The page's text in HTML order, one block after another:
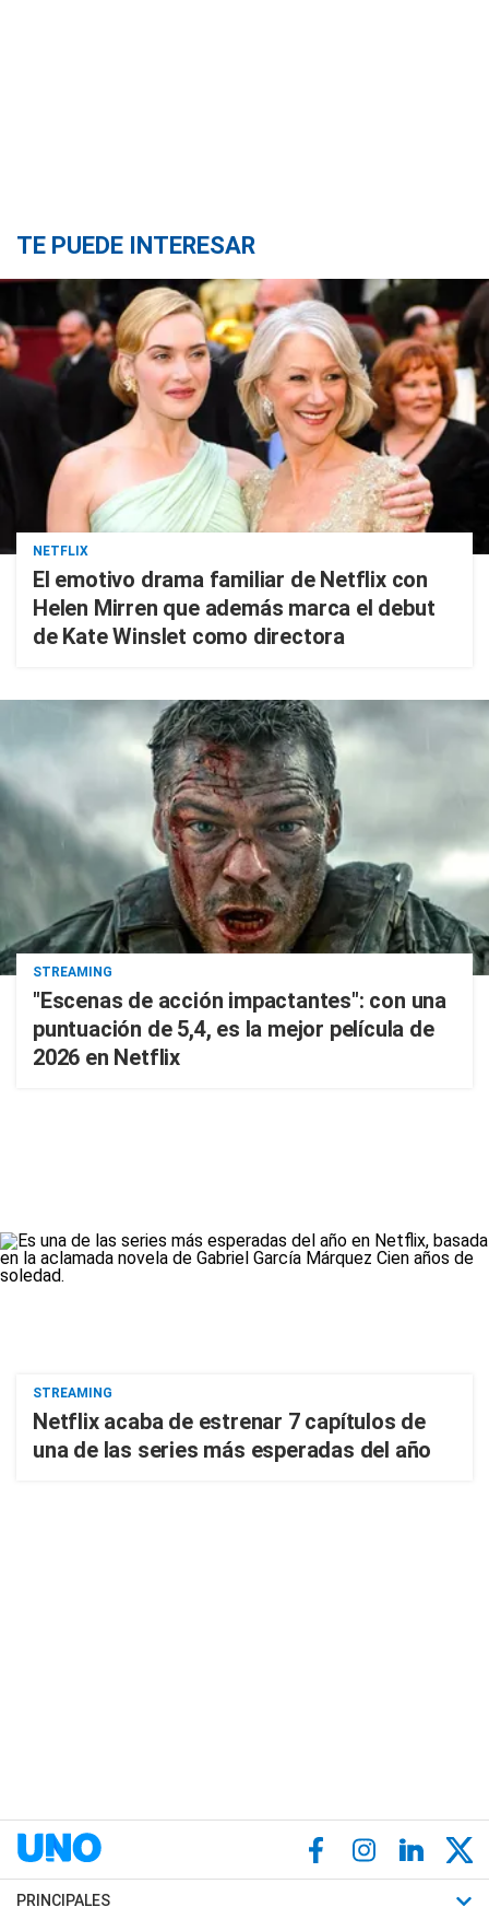
TE PUEDE INTERESAR
NETFLIX
El emotivo drama familiar de Netflix con
Helen Mirren que además marca el debut
de Kate Winslet como directora
STREAMING
"Escenas de acción impactantes": con una
puntuación de 5,4, es la mejor película de
2026 en Netflix
STREAMING
Netflix acaba de estrenar 7 capítulos de
una de las series más esperadas del año
PRINCIPALES